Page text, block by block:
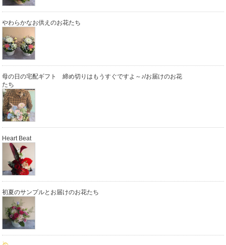
やわらかなお供えのお花たち
母の日の宅配ギフト 締め切りはもうすぐですよ～♪/お届けのお花
たち
Heart Beat
初夏のサンプルとお届けのお花たち